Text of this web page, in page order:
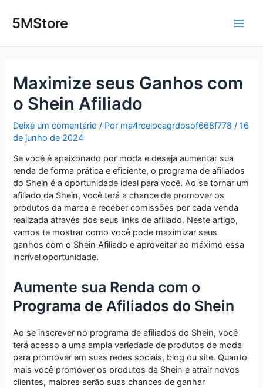
para5MStore
Maximize seus Ganhos com
o Shein Afiliado
Deixe um comentário / Por ma4rcelocagrdosof668f778/16
de junho de 2024
Se você é apaixonado por moda e deseja aumentar sua
renda de forma prática e eficiente, o programa de afiliados
do Shein é a oportunidade ideal para você. Ao se tornar um
afiliado da Shein, você terá a chance de promover os
produtos da marca e receber comissões por cada venda
realizada através dos seus links de afiliado. Neste artigo,
vamos te mostrar como você pode maximizar seus
ganhos com o Shein Afiliado e aproveitar ao máximo essa
incrível oportunidade.
Aumente sua Renda com o
Programa de Afiliados do Shein
Ao se inscrever no programa de afiliados do Shein, você
terá acesso a uma ampla variedade de produtos de moda
para promover em suas redes sociais, blog ou site. Quanto
mais você promover os produtos da Shein e atrair novos
clientes, maiores serão suas chances de ganhar
navigation